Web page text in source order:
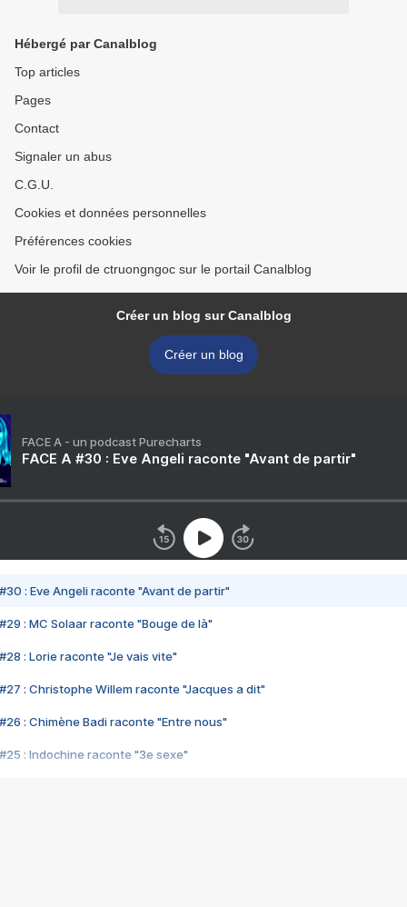
Hébergé par Canalblog
Top articles
Pages
Contact
Signaler un abus
C.G.U.
Cookies et données personnelles
Préférences cookies
Voir le profil de ctruongngoc sur le portail Canalblog
Créer un blog sur Canalblog
Créer un blog
FACE A - un podcast Purecharts
FACE A #30 : Eve Angeli raconte "Avant de partir"
#30 : Eve Angeli raconte "Avant de partir"
#29 : MC Solaar raconte "Bouge de là"
#28 : Lorie raconte "Je vais vite"
#27 : Christophe Willem raconte "Jacques a dit"
#26 : Chimène Badi raconte "Entre nous"
#25 : Indochine raconte "3e sexe"